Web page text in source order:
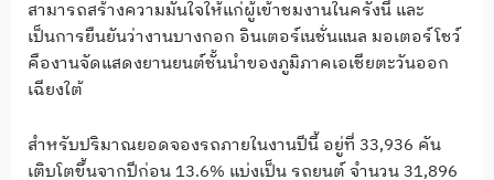
สามารถสร้างความมั่นใจให้แก่ผู้เข้าชมงานในครั้งนี้ และ
เป็นการยืนยันว่างานบางกอก อินเตอร์เนชั่นแนล มอเตอร์โชว์
คืองานจัดแสดงยานยนต์ชั้นนำของภูมิภาคเอเชียตะวันออก
เฉียงใต้
สำหรับปริมาณยอดจองรถภายในงานปีนี้ อยู่ที่ 33,936 คัน
เติบโตขึ้นจากปีก่อน 13.6% แบ่งเป็น รถยนต์ จำนวน 31,896